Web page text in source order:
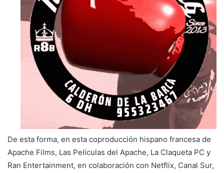
De esta forma, en esta coproducción hispano francesa de
Apache Films, Las Películas del Apache, La Claqueta PC y
Ran Entertainment, en colaboración con Netflix, Canal Sur,